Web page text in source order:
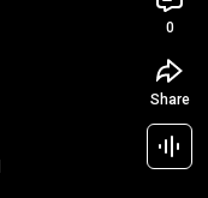
0
Share